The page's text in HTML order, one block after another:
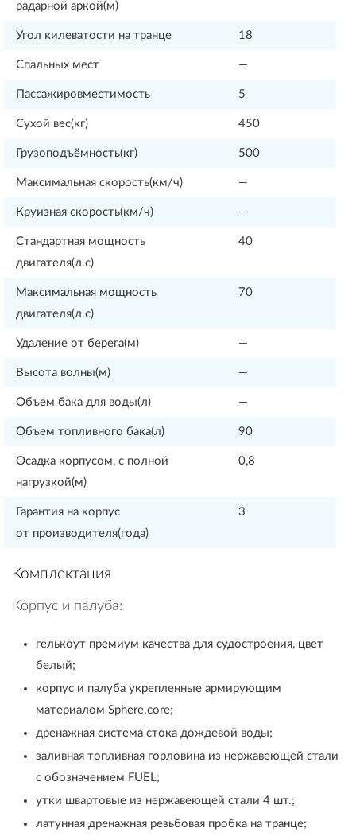
радарной аркой(м)
Угол килеватости на транце 18
Спальных мест —
Пассажировместимость 5
Сухой вес(кг) 450
Грузоподъёмность(кг) 500
Максимальная скорость(км/ч) —
Круизная скорость(км/ч) —
Стандартная мощность
двигателя(л.с)
40
Максимальная мощность
двигателя(л.с)
70
Удаление от берега(м) —
Высота волны(м) —
Объем бака для воды(л) —
Объем топливного бака(л) 90
Осадка корпусом, с полной
нагрузкой(м)
0,8
Гарантия на корпус
от производителя(года)
3
Комплектация
Корпус и палуба:
гелькоут премиум качества для судостроения, цвет
белый;
корпус и палуба укрепленные армирующим
материалом Sphere.core;
дренажная система стока дождевой воды;
заливная топливная горловина из нержавеющей стали
с обозначением FUEL;
утки швартовые из нержавеющей стали 4 шт.;
латунная дренажная резьбовая пробка на транце;